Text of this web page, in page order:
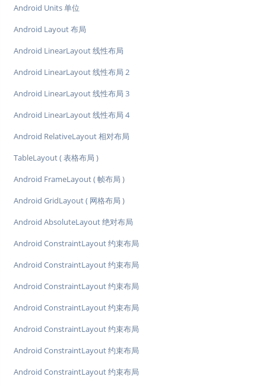
Android Units 单位
Android Layout 布局
Android LinearLayout 线性布局
Android LinearLayout 线性布局 2
Android LinearLayout 线性布局 3
Android LinearLayout 线性布局 4
Android RelativeLayout 相对布局
TableLayout ( 表格布局 )
Android FrameLayout ( 帧布局 )
Android GridLayout ( 网格布局 )
Android AbsoluteLayout 绝对布局
Android ConstraintLayout 约束布局
Android ConstraintLayout 约束布局
Android ConstraintLayout 约束布局
Android ConstraintLayout 约束布局
Android ConstraintLayout 约束布局
Android ConstraintLayout 约束布局
Android ConstraintLayout 约束布局